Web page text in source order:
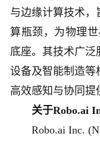
与边缘计算技术
算瓶颈，为物理
底座。其技术广泛
设备及智能制造等
高效感知与协同提
关于Robo.ai
Robo.ai Inc.